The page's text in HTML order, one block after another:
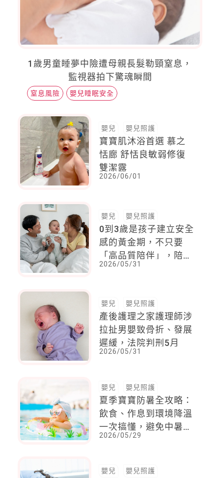
1歲男童睡夢中險遭母親長髮勒頸窒息，
監視器拍下驚魂瞬間
窒息風險 嬰兒睡眠安全
嬰兒 嬰兒照護
寶寶肌沐浴首選 慕之
恬廊 舒恬良敏弱修復
雙潔露
2026/06/01
嬰兒 嬰兒照護
0到3歲是孩子建立安全
感的黃金期，不只要
「高品質陪伴」，陪伴
時間多寡非常重要
2026/05/31
嬰兒 嬰兒照護
產後護理之家護理師涉
拉扯男嬰致骨折、發展
遲緩，法院判刑5月
2026/05/31
嬰兒 嬰兒照護
夏季寶寶防暑全攻略：
飲食、作息到環境降溫
一次搞懂，避免中暑與
常見錯誤照護方式
2026/05/29
嬰兒 嬰兒照護